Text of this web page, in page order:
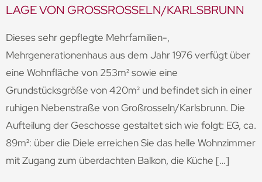
LAGE VON GROSSROSSELN/KARLSBRUNN
Dieses sehr gepflegte Mehrfamilien-,
Mehrgenerationenhaus aus dem Jahr 1976 verfügt über
eine Wohnfläche von 253m² sowie eine
Grundstücksgröße von 420m² und befindet sich in einer
ruhigen Nebenstraße von Großrosseln/Karlsbrunn. Die
Aufteilung der Geschosse gestaltet sich wie folgt: EG, ca.
89m²: über die Diele erreichen Sie das helle Wohnzimmer
mit Zugang zum überdachten Balkon, die Küche […]